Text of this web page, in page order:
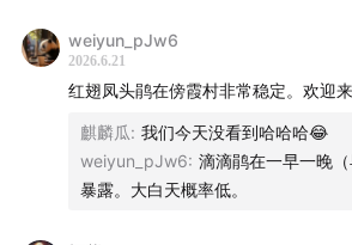
56:56
夫
01:05:55 《歌わないキビタキ：山庭の
weiyun_pJw6
2026.6.21
红翅凤头鹃在傍霞村非常稳定。欢迎来
麒麟瓜: 我们今天没看到哈哈哈😂
weiyun_pJw6: 滴滴鹃在一早一晚
暴露。大白天概率低。